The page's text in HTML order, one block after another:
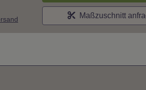
Maßzuschnitt